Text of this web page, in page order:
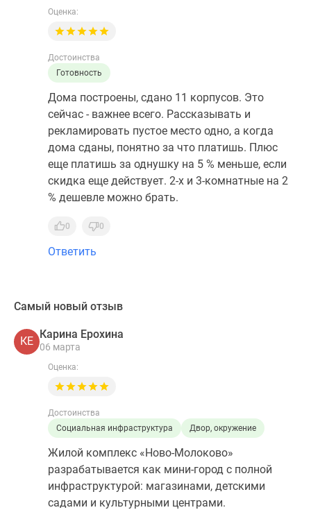
Оценка:
Достоинства
Готовность
Дома построены, сдано 11 корпусов. Это
сейчас - важнее всего. Рассказывать и
рекламировать пустое место одно, а когда
дома сданы, понятно за что платишь. Плюс
еще платишь за однушку на 5 % меньше, если
скидка еще действует. 2-х и 3-комнатные на 2
% дешевле можно брать.
0 0
Ответить
Самый новый отзыв
КЕ
Карина Ерохина
06 марта
Оценка:
Достоинства
Социальная инфраструктура
Двор, окружение
Жилой комплекс «Ново-Молоково»
разрабатывается как мини-город с полной
инфраструктурой: магазинами, детскими
садами и культурными центрами.